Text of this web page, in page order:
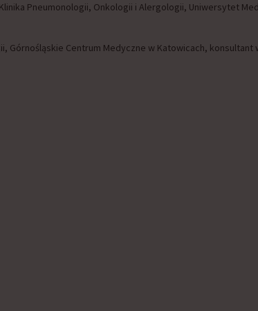
Pneumonologii, Onkologii i Alergologii, Uniwersytet
Górnośląskie Centrum Medyczne w Katowicach,